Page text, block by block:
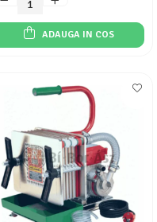
ADAUGA IN COS